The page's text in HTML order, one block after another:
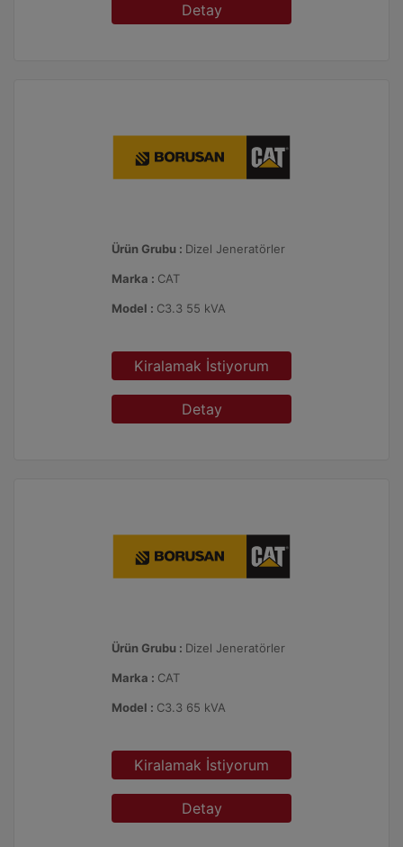
Detay
Ürün Grubu : Dizel Jeneratörler
Marka : CAT
Model : C3.3 55 kVA
Kiralamak İstiyorum
Detay
Ürün Grubu : Dizel Jeneratörler
Marka : CAT
Model : C3.3 65 kVA
Kiralamak İstiyorum
Detay